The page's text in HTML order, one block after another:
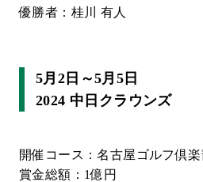
優勝者：桂川 有人
5月2日～5月5日
2024 中日クラウンズ
開催コース：名古屋ゴルフ倶
賞金総額：1億円